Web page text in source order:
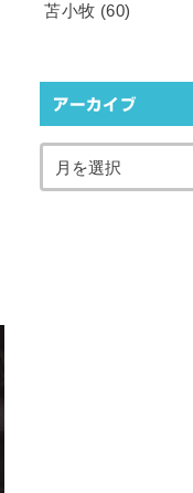
苫小牧 (60)
アーカイブ